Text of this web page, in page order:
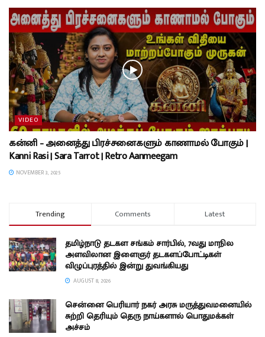
VIDEO
கன்னி – அனைத்து பிரச்சனைகளும் காணாமல் போகும் |
Kanni Rasi | Sara Tarrot | Retro Aanmeegam
NOVEMBER 3, 2025
Trending Comments Latest
தமிழ்நாடு தடகள சங்கம் சார்பில், 7வது மாநில
அளவிலான இளைஞர் தடகளப்போட்டிகள்
விழுப்புரத்தில் இன்று துவங்கியது
AUGUST 8, 2026
சென்னை பெரியார் நகர் அரசு மருத்துவமனையில்
சுற்றி தெரியும் தெரு நாய்களால் பொதுமக்கள்
அச்சம்